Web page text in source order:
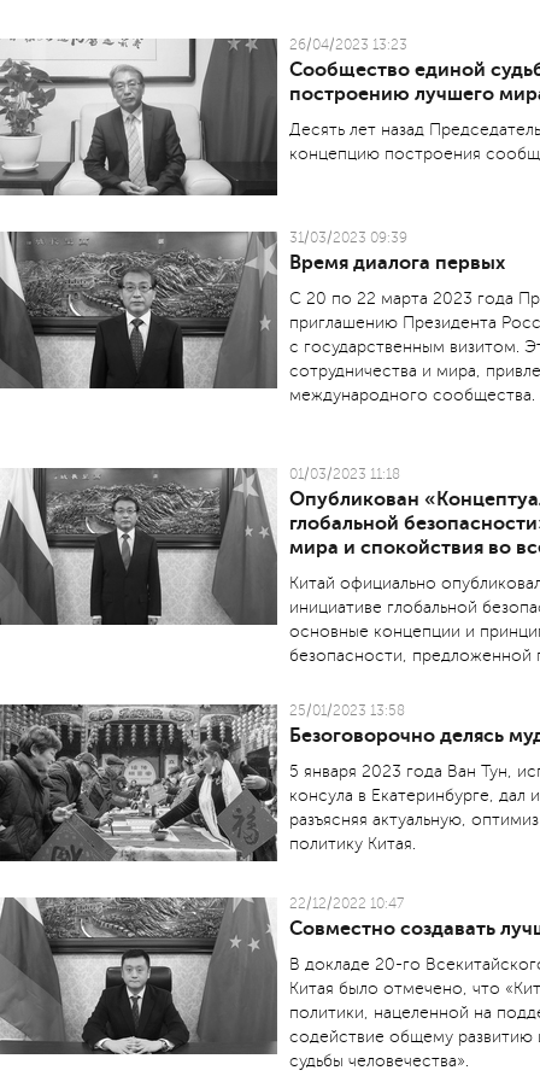
26/04/2023 13:23
Сообщество единой
построению лучшего
Десять лет назад
концепцию построения
31/03/2023 09:39
Время диалога первых
С 20 по 22 марта 2023 года
приглашению Президента
с государственным визитом.
сотрудничества и мира,
международного сообщества.
01/03/2023 11:18
Опубликован
глобальной
мира и спокойствия во
Китай официально
инициативе глобальной
основные концепции и
безопасности,
25/01/2023 13:58
Безоговорочно делясь
5 января 2023 года Ван Тун,
консула в Екатеринбурге, дал
разъясняя актуальную,
политику Китая.
22/12/2022 10:47
Совместно создавать
В докладе 20-го
Китая было отмечено, что
политики, нацеленной на
содействие общему
судьбы человечества».